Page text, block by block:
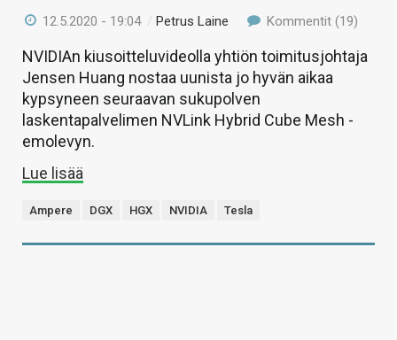
12.5.2020 - 19:04 /Petrus Laine Kommentit (19)
NVIDIAn kiusoitteluvideolla yhtiön toimitusjohtaja
Jensen Huang nostaa uunista jo hyvän aikaa
kypsyneen seuraavan sukupolven
laskentapalvelimen NVLink Hybrid Cube Mesh -
emolevyn.
Lue lisää
Ampere DGX HGX NVIDIA Tesla